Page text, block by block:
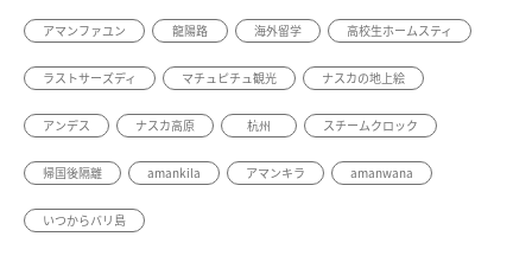
アマンファユン 龍陽路 海外留学 高校生ホームスティ
ラストサーズディ マチュピチュ観光 ナスカの地上絵
アンデス ナスカ高原 杭州 スチームクロック
帰国後隔離 amankila アマンキラ amanwana
いつからバリ島